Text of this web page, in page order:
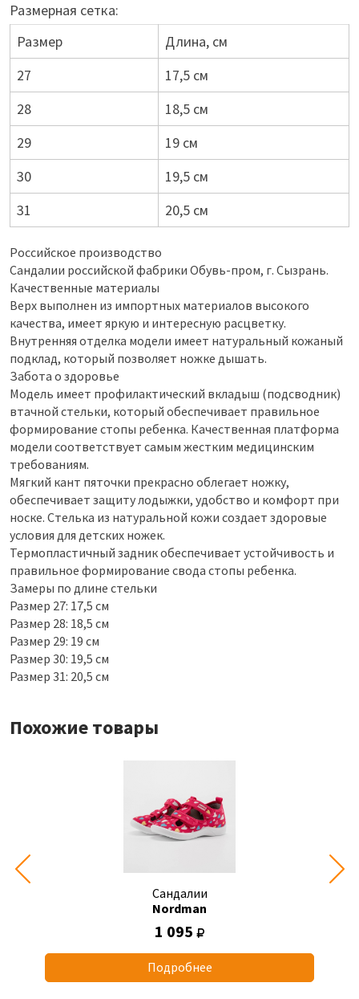
Размерная сетка:
Размер
Длина, см
27
17,5 см
28
18,5 см
29
19 см
30
19,5 см
31
20,5 см
Российское производство
Сандалии российской фабрики Обувь-пром, г. Сызрань.
Качественные материалы
Верх выполнен из импортных материалов высокого
качества, имеет яркую и интересную расцветку.
Внутренняя отделка модели имеет натуральный кожаный
подклад, который позволяет ножке дышать.
Забота о здоровье
Модель имеет профилактический вкладыш (подсводник)
втачной стельки, который обеспечивает правильное
формирование стопы ребенка. Качественная платформа
модели соответствует самым жестким медицинским
требованиям.
Мягкий кант пяточки прекрасно облегает ножку,
обеспечивает защиту лодыжки, удобство и комфорт при
носке. Стелька из натуральной кожи создает здоровые
условия для детских ножек.
Термопластичный задник обеспечивает устойчивость и
правильное формирование свода стопы ребенка.
Замеры по длине стельки
Размер 27: 17,5 см
Размер 28: 18,5 см
Размер 29: 19 см
Размер 30: 19,5 см
Размер 31: 20,5 см
Похожие товары
Сандалии
Nordman
1 095
Подробнее